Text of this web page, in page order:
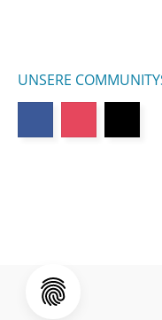
UNSERE